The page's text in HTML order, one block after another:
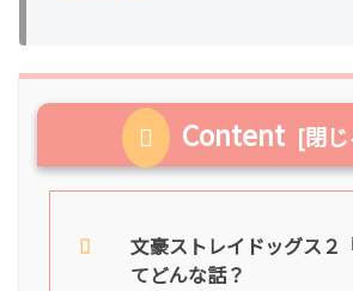
Content
文豪ストレイドッグス２
てどんな話？